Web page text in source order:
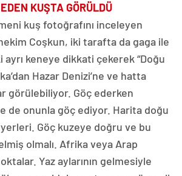
KUŞTA GÖRÜLDÜ
kuş fotoğrafını inceleyen
Coşkun, iki tarafta da gaga ile
ayrı keneye dikkati çekerek “Doğu
Hazar Denizi’ne ve hatta
görülebiliyor. Göç ederken
de onunla göç ediyor. Harita doğu
yerleri. Göç kuzeye doğru ve bu
olmalı. Afrika veya Arap
Yaz aylarının gelmesiyle